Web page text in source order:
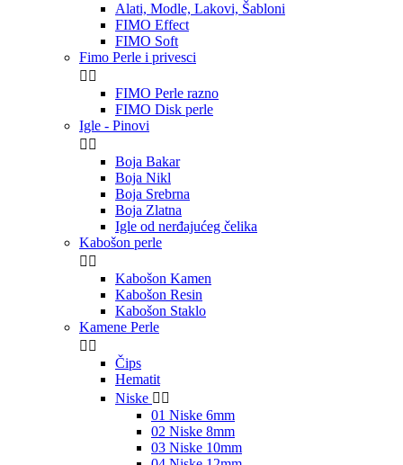
Alati, Modle, Lakovi, Šabloni
FIMO Effect
FIMO Soft
Fimo Perle i privesci
 
FIMO Perle razno
FIMO Disk perle
Igle - Pinovi
 
Boja Bakar
Boja Nikl
Boja Srebrna
Boja Zlatna
Igle od nerđajućeg čelika
Kabošon perle
 
Kabošon Kamen
Kabošon Resin
Kabošon Staklo
Kamene Perle
 
Čips
Hematit
Niske  
01 Niske 6mm
02 Niske 8mm
03 Niske 10mm